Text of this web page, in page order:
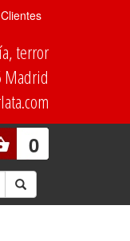
terror
Madrid
0